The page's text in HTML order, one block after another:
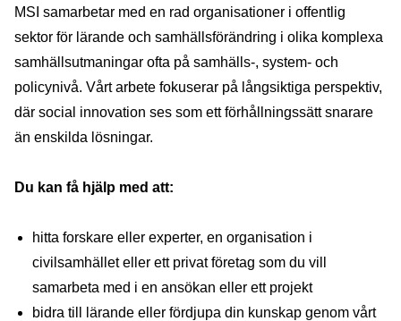
MSI samarbetar med en rad organisationer i offentlig
sektor för lärande och samhällsförändring i olika komplexa
samhällsutmaningar ofta på samhälls-, system- och
policynivå. Vårt arbete fokuserar på långsiktiga perspektiv,
där social innovation ses som ett förhållningssätt snarare
än enskilda lösningar.
Du kan få hjälp med att:
hitta forskare eller experter, en organisation i
civilsamhället eller ett privat företag som du vill
samarbeta med i en ansökan eller ett projekt
bidra till lärande eller fördjupa din kunskap genom vårt